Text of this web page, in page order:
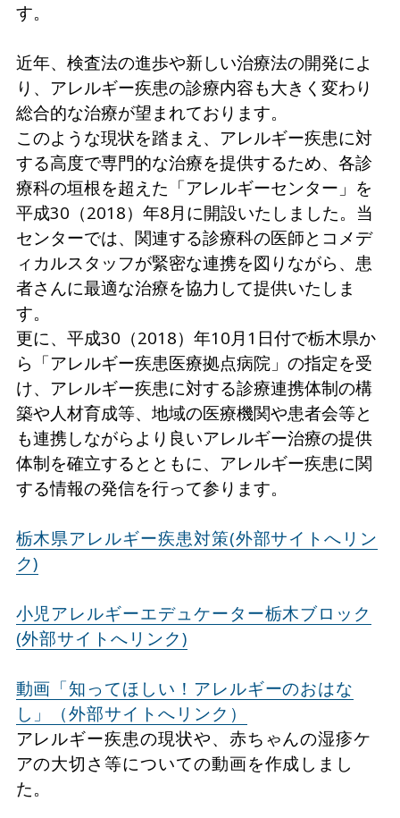
す。
近年、検査法の進歩や新しい治療法の開発によ
り、アレルギー疾患の診療内容も大きく変わり
総合的な治療が望まれております。
このような現状を踏まえ、アレルギー疾患に対
する高度で専門的な治療を提供するため、各診
療科の垣根を超えた「アレルギーセンター」を
平成30（2018）年8月に開設いたしました。当
センターでは、関連する診療科の医師とコメデ
ィカルスタッフが緊密な連携を図りながら、患
者さんに最適な治療を協力して提供いたしま
す。
更に、平成30（2018）年10月1日付で栃木県か
ら「アレルギー疾患医療拠点病院」の指定を受
け、アレルギー疾患に対する診療連携体制の構
築や人材育成等、地域の医療機関や患者会等と
も連携しながらより良いアレルギー治療の提供
体制を確立するとともに、アレルギー疾患に関
する情報の発信を行って参ります。
栃木県アレルギー疾患対策(外部サイトへリン
ク)
小児アレルギーエデュケーター栃木ブロック
(外部サイトへリンク)
動画「知ってほしい！アレルギーのおはな
し」（外部サイトへリンク）
アレルギー疾患の現状や、赤ちゃんの湿疹ケ
アの大切さ等についての動画を作成しまし
た。